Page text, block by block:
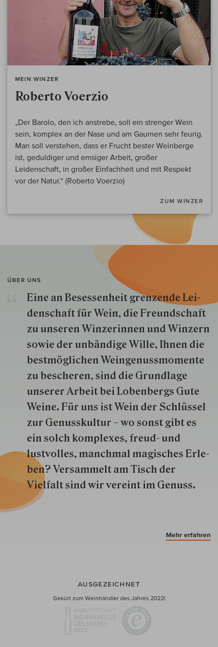
MEIN WINZER
Roberto Voerzio
„Der Barolo, den ich anstrebe, soll ein strenger Wein
sein, komplex an der Nase und am Gaumen sehr feurig.
Man soll verstehen, dass er Frucht bester Weinberge
ist, geduldiger und emsiger Arbeit, großer
Leidenschaft, in großer Einfachheit und mit Respekt
vor der Natur.“ (Roberto Voerzio)
ZUM WINZER
ÜBER UNS
Eine an Besessenheit gren­zende Lei­
den­schaft für Wein, die Freund­schaft
zu unseren Win­zer­innen und Win­zern
so­wie der un­bän­dige Wille, Ihnen die
best­mög­lich­en Wein­genuss­momente
zu besche­ren, sind die Grund­lage
unserer Arbeit bei Lobenbergs Gute
Weine. Für uns ist Wein der Schlüs­sel
zur Genuss­kultur – wo sonst gibt es
ein solch kom­plexes, freud- und
lustvolles, manchmal ma­gisch­es Er­le­
ben? Versammelt am Tisch der
Vielfalt sind wir ver­eint im Genuss.
Mehr erfahren
AUSGEZEICHNET
Gekürt zum Weinhändler des Jahres 2022!